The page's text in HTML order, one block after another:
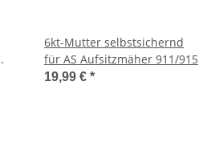
6kt-Mutter selbstsichernd
für AS Aufsitzmäher 911/915
19,99 € *